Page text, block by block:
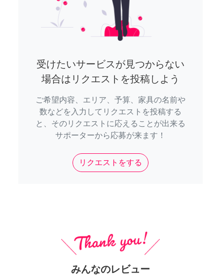
受けたいサービスが見つからない
場合はリクエストを投稿しよう
ご希望内容、エリア、予算、家具の名前や
数などを入力してリクエストを投稿する
と、そのリクエストに応えることが出来る
サポーターから応募が来ます！
リクエストをする
みんなのレビュー